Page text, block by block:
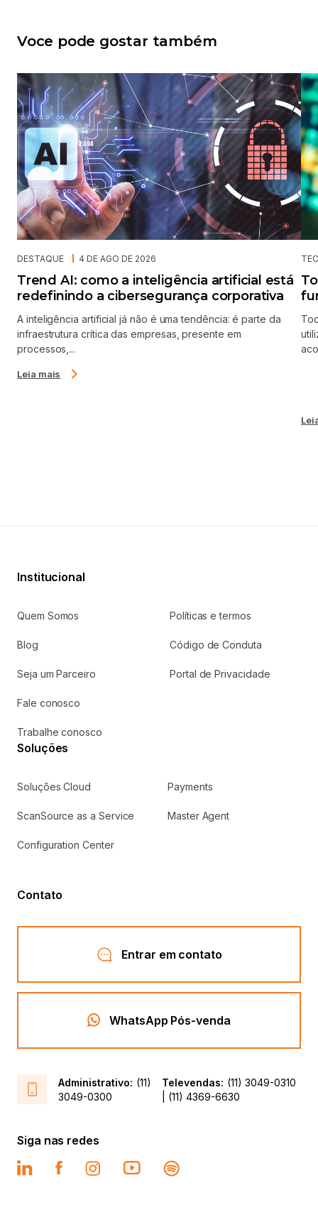
Voce pode gostar também
DESTAQUE 4 DE AGO DE 2026
Trend AI: como a inteligência artificial está
redefinindo a cibersegurança corporativa
A inteligência artificial já não é uma tendência: é parte da
infraestrutura crítica das empresas, presente em
processos,...
Leia mais
Institucional
Quem Somos Políticas e termos
Blog Código de Conduta
Seja um Parceiro Portal de Privacidade
Fale conosco
Trabalhe conosco
Soluções
Soluções Cloud Payments
ScanSource as a Service Master Agent
Configuration Center
Contato
Entrar em contato
WhatsApp Pós-venda
Administrativo: (11)
3049-0300
Televendas: (11) 3049-0310
| (11) 4369-6630
Siga nas redes